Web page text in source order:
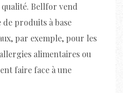
Bellfor vend
produits à base
par exemple, pour les
alimentaires ou
faire face à une